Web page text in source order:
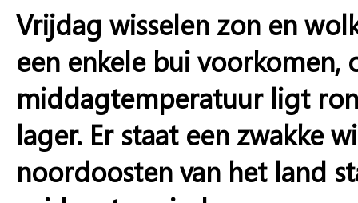
Vrijdag wisselen zon en
een enkele bui voorkomen,
middagtemperatuur ligt
lager. Er staat een zwakke
noordoosten van het land